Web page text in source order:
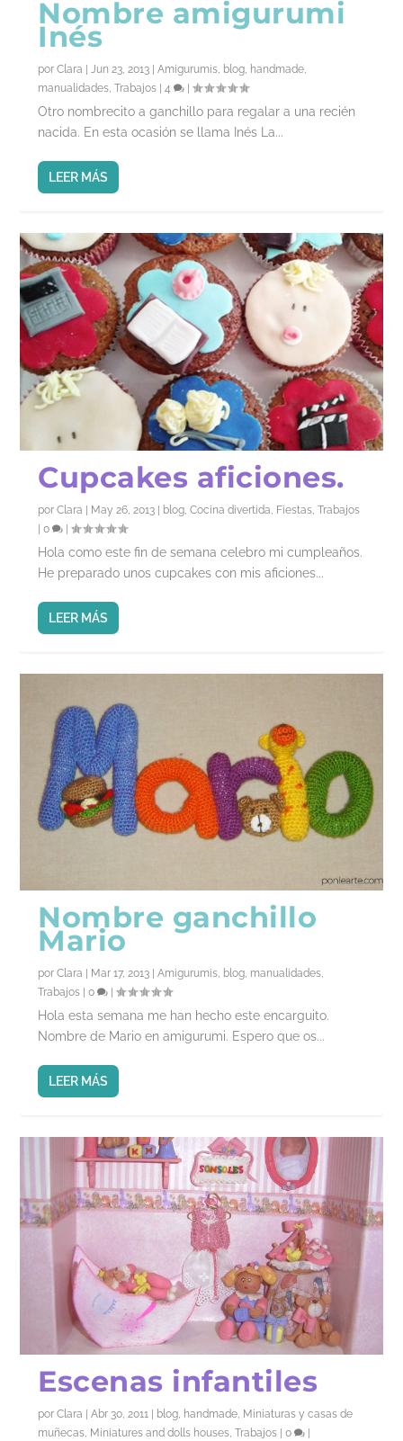
Nombre amigurumi
Inés
porClara | Jun 23, 2013 |Amigurumis blog handmade
manualidades ,Trabajos |4 |
Otro nombrecito a ganchillo para regalar a una recién
nacida. En esta ocasión se llama Inés La...
LEER MÁS
Cupcakes aficiones.
porClara | May 26, 2013 | blog ,Cocina divertida Fiestas ,Trabajos
|0 |
Hola como este fin de semana celebro mi cumpleaños.
He preparado unos cupcakes con mis aficiones...
LEER MÁS
Nombre ganchillo
Mario
porClara Mar 17, 2013 |Amigurumis, blog, manualidades,
Trabajos |0 |
Hola esta semana me han hecho este encarguito.
Nombre de Mario en amigurumi. Espero que os...
LEER MÁS
Escenas infantiles
porClara |Abr 30, 2011 blog, handmade, Miniaturas y casas de
muñecas, Miniatures and dolls houses,Trabajos |0